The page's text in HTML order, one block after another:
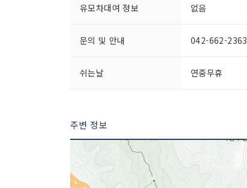
유모차대여 정보 없음
문의 및 안내 042-662-2363
쉬는날 연중무휴
주변 정보